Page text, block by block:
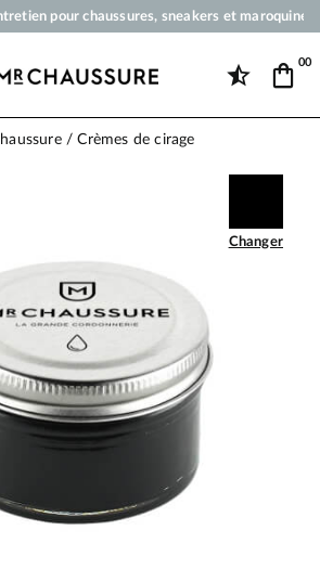
pour chaussures, sneakers et
3x 4x par carte bancaire dès 50 €
00
Crèmes de cirage
Changer